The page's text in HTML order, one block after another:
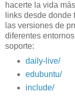
hacerte la vida
links desde
las versiones de
diferentes
soporte:
daily-live/
edubuntu/
include/